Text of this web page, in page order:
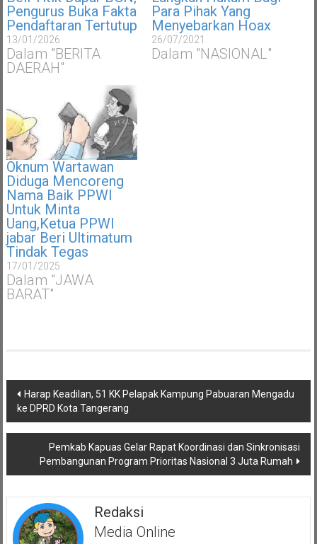
Pengurus Buka Fakta
Pendaftaran Tertutup
13/01/2026
Dalam "BERITA
DAERAH"
Para Pihak Yang
Menyebarkan Hoax
26/07/2021
Dalam "NASIONAL"
Oknum Wartawan
Diduga Mencoreng
Nama Baik PPWI
Untuk Minta
Uang,Ketua PPWI
jabar Beri Ultimatum
Tindak Tegas
17/01/2025
Dalam "JAWA
BARAT"
Navigasi
pos
Harap Keadilan, 51 KK Pelapak Kampung Pabuaran Mengadu
ke DPRD Kota Tangerang
Pemkab Kapuas Gelar Rapat Koordinasi dan Sinkronisasi
Pembangunan Program Prioritas Nasional 3 Juta Rumah
Redaksi
Media Online